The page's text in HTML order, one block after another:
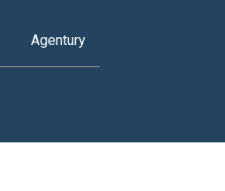
Agentury